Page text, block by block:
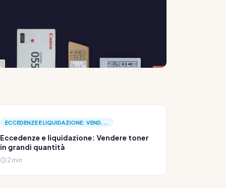
ECCEDENZE E LIQUIDAZIONE: VEND...
Eccedenze e liquidazione: Vendere toner
in grandi quantità
2 min